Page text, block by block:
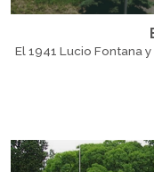
El 1941 Lucio Fontana